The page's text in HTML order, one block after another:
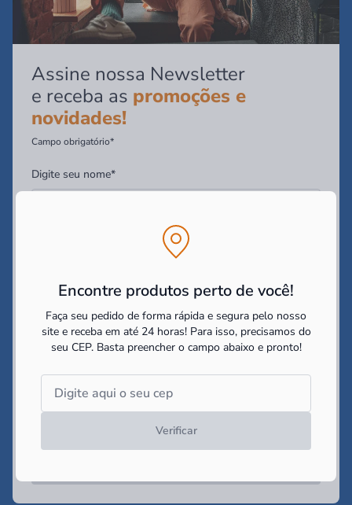
Encontre produtos perto de você!
Faça seu pedido de forma rápida e segura pelo nosso
site e receba em até 24 horas! Para isso, precisamos do
seu CEP. Basta preencher o campo abaixo e pronto!
Verificar
Assine nossa Newsletter
e receba as promoções e
novidades!
Campo obrigatório*
Digite seu nome*
Digite seu WhatsApp (Opcional)
Construir Reformar Decorar
Li e concordo com aspoliticas de cookies e políticas de
impostas pelo site